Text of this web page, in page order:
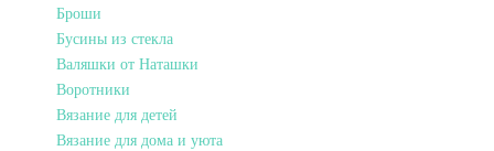
Броши
Бусины из стекла
Валяшки от Наташки
Воротники
Вязание для детей
Вязание для дома и уюта